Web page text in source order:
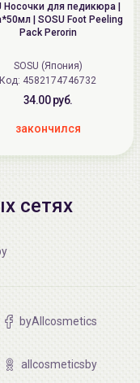
Носочки для педикюра |
| SOSU Foot Peeling
Pack Perorin
SOSU (Япония)
Код: 4582174746732
34.00 руб.
закончился
сетях
byAllcosmetics
allcosmeticsby